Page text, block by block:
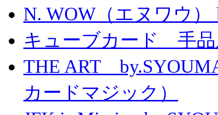
N. WOW（エヌワウ）
キューブカード 手
THE ART
カードマジック）